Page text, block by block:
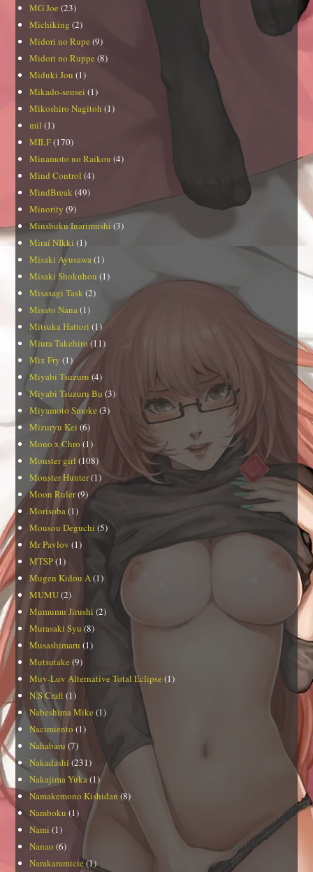
MG Joe (23)
Michiking (2)
Midori no Rupe (9)
Midori no Ruppe (8)
Miduki Jou (1)
Mikado-sensei (1)
Mikoshiro Nagitoh (1)
mil (1)
MILF(170)
Minamoto no Raikou (4)
Mind Control (4)
MindBreak (49)
Minority (9)
Minshuku Inarimushi (3)
Mirai NIkki (1)
Misaki Ayusawa (1)
Misaki Shokuhou (1)
Misasagi Task (2)
Misato Nana (1)
Mitsuka Hattori (1)
Miura Takehiro(11)
Mix Fry (1)
Miyabi Tsuzuru (4)
Miyabi Tsuzuru Bu (3)
Miyamoto Smoke (3)
Mizuryu Kei (6)
Mono x Chro (1)
Monster girl (108)
Monster Hunter(1)
Moon Ruler(9)
Morisoba (1)
Mousou Deguchi (5)
Mr Pavlov (1)
MTSP(1)
Mugen Kidou A (1)
MUMU(2)
Mumumu Jirushi (2)
Murasaki Syu (8)
Musashimaru (1)
Mutsutake (9)
Muv-Luv Alternative Total Eclipse (1)
N.S Craft (1)
Nabeshima Mike (1)
Nacimiento (1)
Nahabaru (7)
Nakadashi (231)
Nakajima Yuka (1)
Namakemono Kishidan (8)
Namboku (1)
Nami (1)
Nanao (6)
Narakaramicie(1)